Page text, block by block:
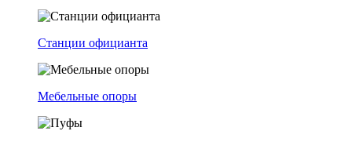
Станции официанта
Мебельные опоры